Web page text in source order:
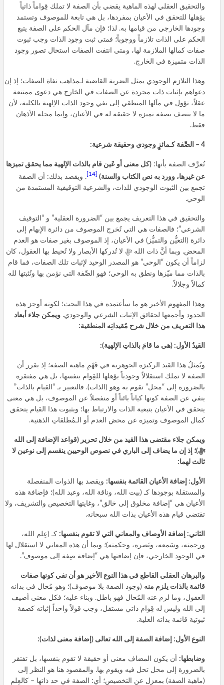
والتحقيق العقلي لهذه الماهية يقضي بأن الصفة لا تملك قِواماً ذاتياً
يؤهلها للتحقق في الأعيان بمفردها، بل هي تابعة للموصوف وتستمد
وجودها الخارجي من قيامها به. لذا؛ فإن مآل الحكم على الصفة يتبع
الحكم على الذات تلازماً ووجوباً؛ فمتى ثبت وجود الذات وجب ثبوت
صفات كمالها الملازمة لها، ومتى انتفت الصفات استحال تصور وجود
الذات متميزة في الخارج.
وهذا التلازم الوجودي يمثل الضربة القاضية لـمذاهب نفاة الصفات؛ إذ إن
دعواهم بإثبات ذات مجردة عن الصفات في الخارج هي دعوى ممتنعة
عقلاً، تؤول في مآلها المنطقي إلى نفي وجود الذات الإلهية بالكلية، لأن
ما لا يتصف بصفة تميزه لا حقيقة له في الأعيان، وإنما محله الأذهان
فقط.
4 – الصِّفة كـمائزٍ وجودي وحقيقة شرعية:
تُعرَّف الصفة بأنها: (كل معنى أو عَين قام بالذات الإلهية مما يحقق تميزها
عن غيرها، وورد به نص الكتاب والسنة)
. ويقصد بذلك: أن الصفة
تجمع بين الثبوت الوجودي للذات، والشرعية التوقيفية المستمدة من
الوحي.
والتحقيق في هذا التعريف يجمع بين “الضرورة العقلية” و “التوقيف
الشرعي”؛ فالصفات هي التي تُخرج الموصوف من دائرة الإبهام إلى
دائرة (التعيُّن والتميُّز) في الأعيان، إذ الموصوف بغير صفات هو العدم
المحض. وبما أنَّ ذات الله ﷻ لا تُدركها الأبصار ولا تُحيط بها العقول، كان
لزاماً أن يكون “الوحي” هو المصدر الوحيد لإثبات تلك الصفات، فما قام
بالذات مما ميّزها ونطق به الوحي؛ فهو الصِّفة التي نؤمن بها ونُثبتها لله
كمالاً وجلالاً.
وهذا المفهوم الأخير هو ما سأعتمده في هذا البحث؛ لكونه أوجز هذه
الحدود وأجمعها لحقائق الإثبات الشرعي والوجودي. ويمكن جلاء أبعاد
هذا التعريف من خلال شرح مُقيداتِه المنطقية:
القيدُ الأول: (هي ما قامَ بالذاتِ الإلهية):
ويُمثلُ هذا القيد الركيزة الجوهرية في فَهْمِ ماهية الصفة؛ إذ يقرر أن
الصفة لا تملك استقلالاً وجودياً يؤهلها للقِوام بنفسها، بل هي مفتقرة
بالضرورة إلى “محل” تقوم به وهو (الذات). فالتعبير بـ “القيام بالذات”
ينفي عن الصفة كونها كياناً بائناً أو منفصلاً عن الموصوف، بل هي معنى
يتحقق في الأعيان بتبعية الذات والارتباط بها؛ وبثبوت هذا القيام يتحقق
كمال الموصوف وتميزه عن محض العدم أو الـمُطلقاتِ الذهنية.
ويمكن جلاء مقتضى هذا القيد من خلال تحرير (قواعد الإضافة إلى الله
ﷻ)؛ إذ إن ما يضاف إلى الباري في نصوص الوحيين ينقسم إلى نوعين لا
ثالث لهما:
الأول: إضافة الأعيان القائمة بنفسها: ويقصد بها الذوات المنفصلة
والمستقلة بوجودها كـ (بيت الله، وناقة الله، وعبد الله)؛ فإضافة هذه
الأعيان هي “إضافة مخلوق إلى خالق”، وغايتها التخصيص والتشريف، ولا
تقتضي قيام هذه الأعيان بذات الله سبحانه.
الثاني: إضافة الأوصاف والمعاني التي لا تقوم بنفسها: كـ (عِلم الله،
ورحمته، وسَمعه، وبَصره، وحكمته)؛ وبما أن هذه المعاني لا استقلال لها
في الوجود الخارجي، فإن إضافتها هي “إضافة صِفة إلى موصوف”.
والبرهان العقلي القاطع في هذا النوع الأخير هو أن نفي كونها صفات
قائمة بالذات يلزم منه (وجود الصفة بلا موصوف)؛ وهو مُحال في بدائه
العقول، وما لزم عنه المُحال فهو باطل. وبناء عليه؛ فكل معنى أضيف
إلى الله وليس له قِوام ذاتي مستقل، وجب قولاً واحداً إثباته كصفة
ثبوتية قائمة بذاته العلية.
النوع الأول: إضافة الصفة إلى الله تعالى (إضافة معنى لذات):
وضابطها: أن يكون المضاف معنى أو حقيقة لا تقوم بنفسها، بل تفتقر
بالضرورة إلى محل تحل فيه ويقوم بها. والمقصود هنا هو النظر إلى
(ماهية الصفة) بمعزل عن التخصيص؛ أي: الصفة في حد ذاتها – كالعِلم